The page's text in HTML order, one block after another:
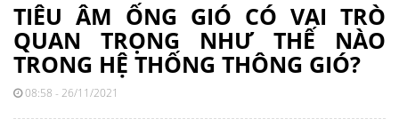
TIÊU ÂM ỐNG GIÓ CÓ VAI TRÒ
QUAN TRỌNG NHƯ THẾ NÀO
TRONG HỆ THỐNG THÔNG GIÓ?
08:58 - 26/11/2021